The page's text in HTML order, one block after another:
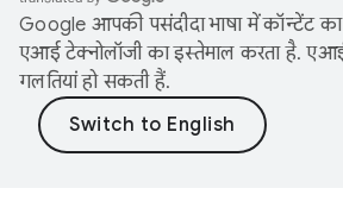
Google आपकी पसंदीदा भाषा में कॉन्टेंट
एआई टेक्नोलॉजी का इस्तेमाल करता है.
गलतियां हो सकती हैं.